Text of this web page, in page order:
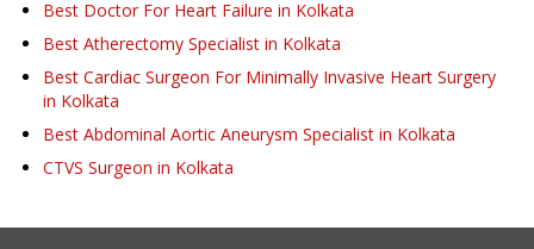
Best Doctor For Heart Failure in Kolkata
Best Atherectomy Specialist in Kolkata
Best Cardiac Surgeon For Minimally Invasive Heart Surgery
in Kolkata
Best Abdominal Aortic Aneurysm Specialist in Kolkata
CTVS Surgeon in Kolkata